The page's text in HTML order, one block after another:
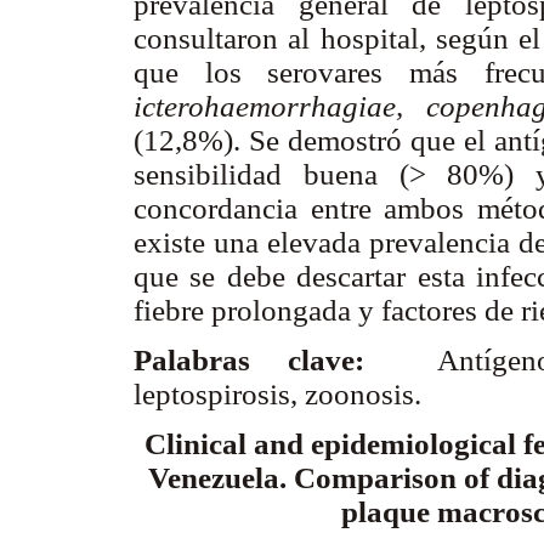
consultaron al hospital, según
que los serovares más
icterohaemorrhagiae,
(12,8%). Se demostró que el
sensibilidad buena (> 80%)
concordancia entre ambos
existe una elevada prevalencia
que se debe descartar esta
fiebre prolongada y factores de
Palabras clave:
leptospirosis, zoonosis.
Clinical and epidemiological
Venezuela. Comparison of
plaque